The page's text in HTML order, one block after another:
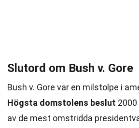
Slutord om Bush v. Gore
Bush v. Gore var en milstolpe i
Högsta domstolens beslut
av de mest omstridda